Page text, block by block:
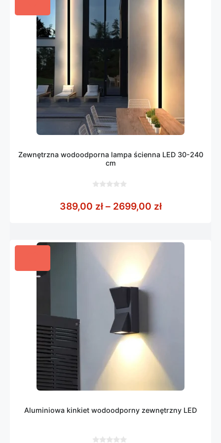
Zewnętrzna wodoodporna lampa ścienna LED 30-240
cm
5
389,00 zł – 2699,00 złZakres cen:
Aluminiowa kinkiet wodoodporny zewnętrzny LED